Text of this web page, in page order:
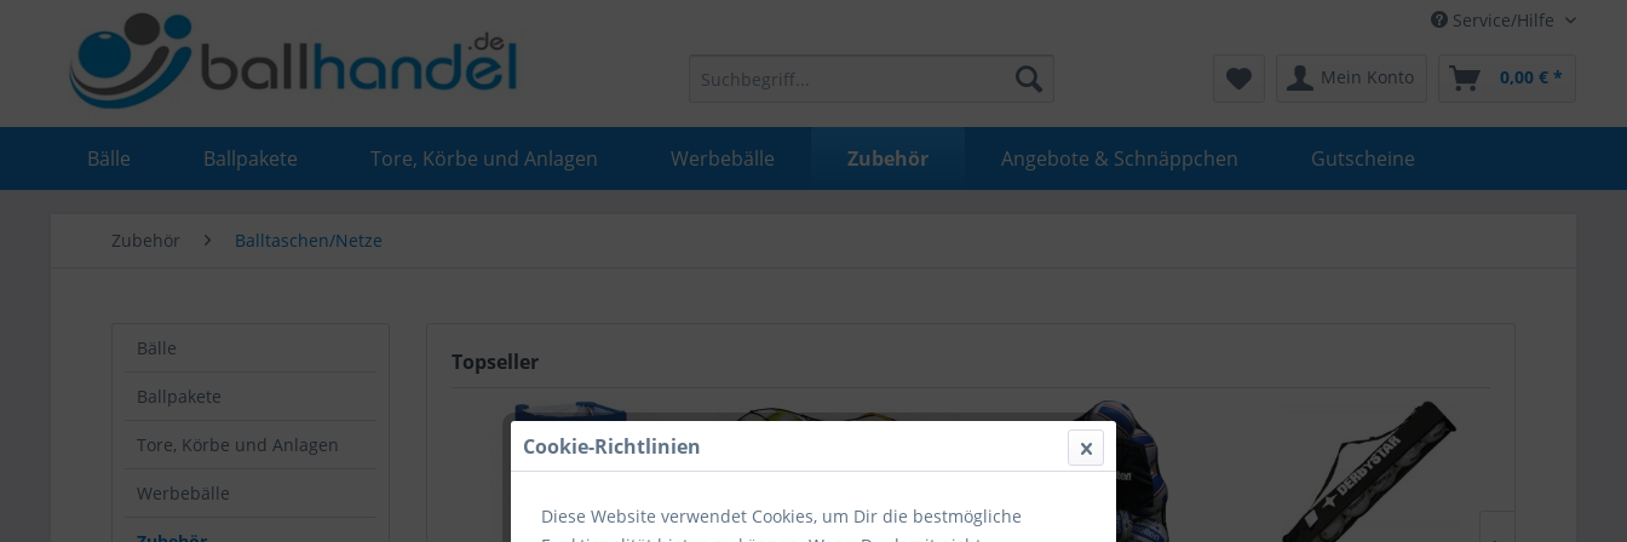
Service/Hilfe
Mein Konto 0,00 € *
Bälle Ballpakete Tore, Körbe und Anlagen Werbebälle Zubehör Angebote & Schnäppchen Gutscheine
Zubehör Balltaschen/Netze
Bälle
Ballpakete
Tore, Körbe und Anlagen
Werbebälle
Topseller
Cookie-Richtlinien
Diese Website verwendet Cookies, um Dir die bestmögliche